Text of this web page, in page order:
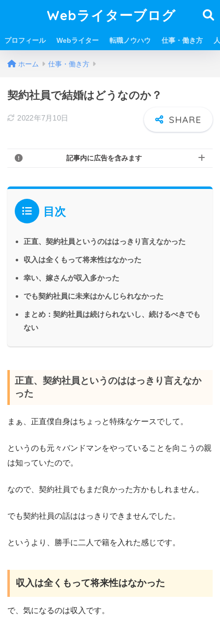
Webライターブログ
プロフィール Webライター 転職ノウハウ 仕事・働き方
ホーム 仕事・働き方
契約社員で結婚はどうなのか？
2022年7月10日
記事内に広告を含みます
目次
正直、契約社員というのははっきり言えなかった
収入は全くもって将来性はなかった
幸い、嫁さんが収入多かった
でも契約社員に未来はかんじられなかった
まとめ：契約社員は続けられないし、続けるべきでも
ない
正直、契約社員というのははっきり言えなか
った
まぁ、正直僕自身はちょっと特殊なケースでして。
というのも元々バンドマンをやっていることを向こうの親
は知っていたので。
なので、契約社員でもまだ良かった方かもしれません。
でも契約社員の話ははっきりできませんでした。
というより、勝手に二人で籍を入れた感じです。
収入は全くもって将来性はなかった
で、気になるのは収入です。